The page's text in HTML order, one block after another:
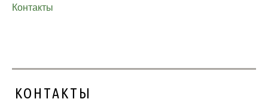
Контакты
КОНТАКТЫ